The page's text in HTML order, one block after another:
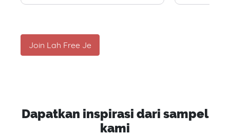
Join Lah Free Je
Dapatkan inspirasi dari sampel
kami